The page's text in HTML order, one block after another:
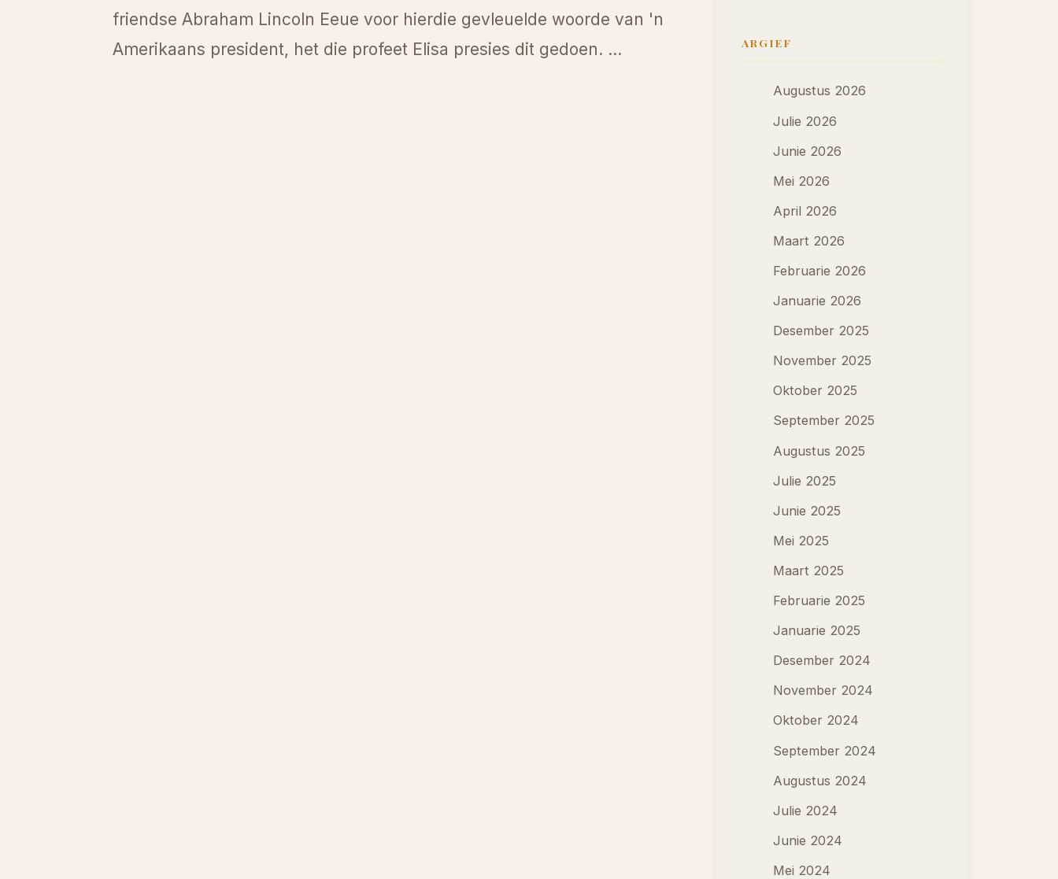
friendse Abraham Lincoln Eeue voor hierdie gevleuelde woorde van 'n
Amerikaans president, het die profeet Elisa presies dit gedoen. ...
ARGIEF
Augustus 2026
Julie 2026
Junie 2026
Mei 2026
April 2026
Maart 2026
Februarie 2026
Januarie 2026
Desember 2025
November 2025
Oktober 2025
September 2025
Augustus 2025
Julie 2025
Junie 2025
Mei 2025
Maart 2025
Februarie 2025
Januarie 2025
Desember 2024
November 2024
Oktober 2024
September 2024
Augustus 2024
Julie 2024
Junie 2024
Mei 2024